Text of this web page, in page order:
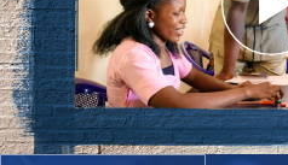
Play
Video